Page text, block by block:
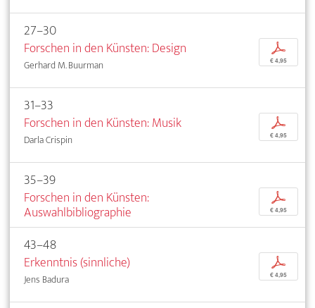
27–30
Forschen in den Künsten: Design
Gerhard M. Buurman
p
€ 4,95
31–33
Forschen in den Künsten: Musik
Darla Crispin
p
€ 4,95
35–39
Forschen in den Künsten:
Auswahlbibliographie
p
€ 4,95
43–48
Erkenntnis (sinnliche)
Jens Badura
p
€ 4,95